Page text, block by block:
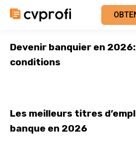
Devenir banquier en
conditions
Les meilleurs titres
banque en 2026